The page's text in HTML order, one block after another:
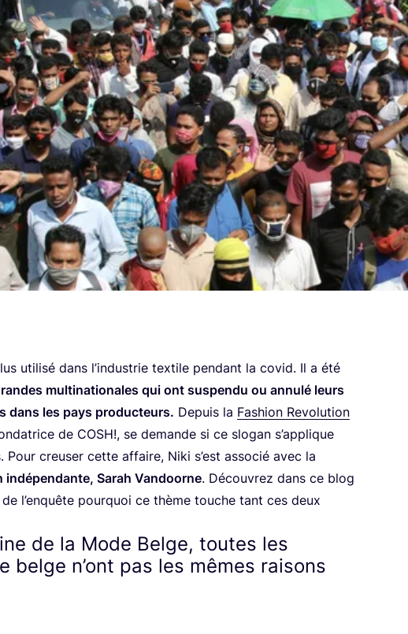
uti­li­sé dans l’in­dus­trie tex­tile pen­dant la covid. Il a été
mul­ti­na­tio­nales qui ont sus­pen­du ou annu­lé leurs
dans les pays pro­duc­teurs. Depuis la Fashion Revo­lu­tion
de COSH!, se demande si ce slo­gan s’applique
Pour creu­ser cette affaire, Niki s’est asso­cié avec la
indé­pen­dante, Sarah Van­doorne. Décou­vrez dans ce blog
l’enquête pour­quoi ce thème touche tant ces deux
de la Mode Belge, toutes les
belge n’ont pas les mêmes raisons